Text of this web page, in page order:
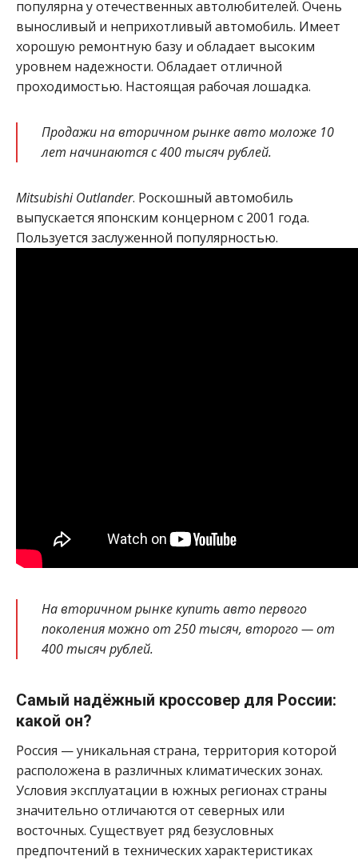
популярна у отечественных автолюбителей. Очень
выносливый и неприхотливый автомобиль. Имеет
хорошую ремонтную базу и обладает высоким
уровнем надежности. Обладает отличной
проходимостью. Настоящая рабочая лошадка.
Продажи на вторичном рынке авто моложе 10
лет начинаются с 400 тысяч рублей.
Mitsubishi Outlander. Роскошный автомобиль
выпускается японским концерном с 2001 года.
Пользуется заслуженной популярностью.
На вторичном рынке купить авто первого
поколения можно от 250 тысяч, второго — от
400 тысяч рублей.
Самый надёжный кроссовер для России:
какой он?
Россия — уникальная страна, территория которой
расположена в различных климатических зонах.
Условия эксплуатации в южных регионах страны
значительно отличаются от северных или
восточных. Существует ряд безусловных
предпочтений в технических характеристиках